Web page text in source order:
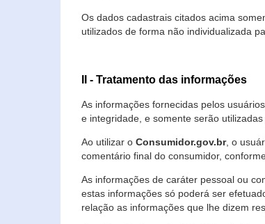
Os dados cadastrais citados acima
utilizados de forma não individualizada
II - Tratamento das informações
As informações fornecidas pelos
e integridade, e somente serão
Ao utilizar o Consumidor.gov.br, o
comentário final do consumidor,
As informações de caráter pessoal ou
estas informações só poderá ser
relação as informações que lhe dizem